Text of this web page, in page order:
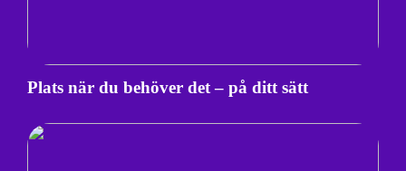
Plats när du behöver det – på ditt sätt